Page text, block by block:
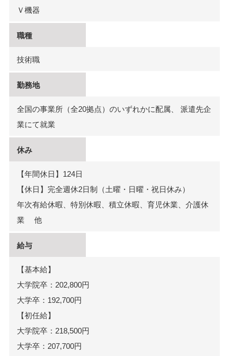
Ｖ機器
職種
技術職
勤務地
全国の事業所（全20拠点）のいずれかに配属、 派遣先企
業にて就業
休み
【年間休日】124日
【休日】完全週休2日制（土曜・日曜・祝日休み）
年次有給休暇、特別休暇、積立休暇、育児休業、介護休
業 他
給与
【基本給】
大学院卒：202,800円
大学卒：192,700円
【初任給】
大学院卒：218,500円
大学卒：207,700円